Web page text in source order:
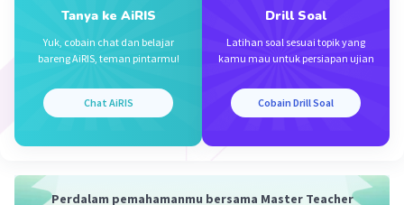
Tanya ke AiRIS
Yuk, cobain chat dan belajar
bareng AiRIS, teman pintarmu!
Chat AiRIS
Drill Soal
Latihan soal sesuai topik yang
kamu mau untuk persiapan ujian
Cobain Drill Soal
Perdalam pemahamanmu bersama Master Teacher